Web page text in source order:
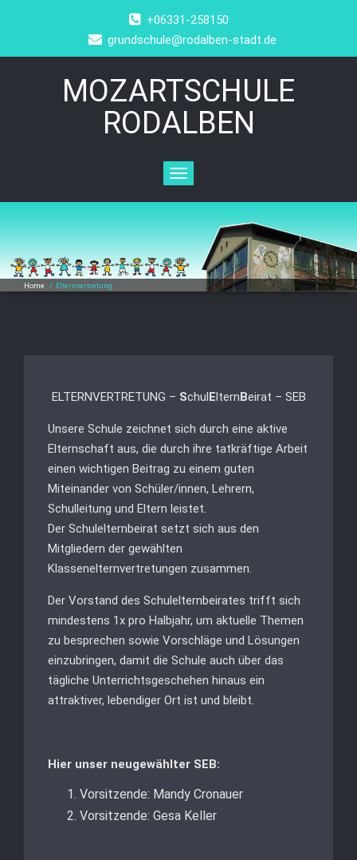
+06331-258150
grundschule@rodalben-stadt.de
MOZARTSCHULE
RODALBEN
Toggle
navigation
Home / Elternvertretung
ELTERNVERTRETUNG – SchulElternBeirat – SEB
Unsere Schule zeichnet sich durch eine aktive
Elternschaft aus, die durch ihre tatkräftige Arbeit
einen wichtigen Beitrag zu einem guten
Miteinander von Schüler/innen, Lehrern,
Schulleitung und Eltern leistet.
Der Schulelternbeirat setzt sich aus den
Mitgliedern der gewählten
Klassenelternvertretungen zusammen.
Der Vorstand des Schulelternbeirates trifft sich
mindestens 1x pro Halbjahr, um aktuelle Themen
zu besprechen sowie Vorschläge und Lösungen
einzubringen, damit die Schule auch über das
tägliche Unterrichtsgeschehen hinaus ein
attraktiver, lebendiger Ort ist und bleibt.
Hier unser neugewählter SEB:
Vorsitzende: Mandy Cronauer
Vorsitzende: Gesa Keller